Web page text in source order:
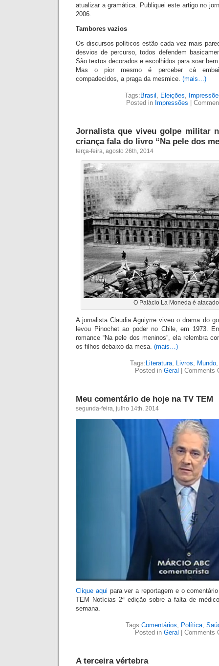
atualizar a gramática. Publiquei este artigo no
2006.
Tambores vazios
Os discursos políticos estão cada vez mais
desvios de percurso, todos defendem
São textos decorados e escolhidos para soar
Mas o pior mesmo é perceber cá
compadecidos, a praga da mesmice. (mais…)
Tags: Brasil , Eleições,
Posted in Impressões
Jornalista que viveu golpe militar
criança fala do livro “Na pele dos
terça-feira, agosto 26th, 2014
O Palácio La Moneda é
A jornalista Claudia Aguiyrre viveu o drama do
levou Pinochet ao poder no Chile, em 1973.
romance “Na pele dos meninos”, ela relembra
os filhos debaixo da mesa. (mais…)
Tags: Literatura, Livros, Mundo
Posted in Geral Comments
Meu comentário de hoje na TV TEM
segunda-feira, julho 14th, 2014
Clique aqui para ver a reportagem e o
TEM Notícias 2ª edição sobre a falta de
semana.
Tags:Comentários, Política,
Posted in Geral Comments
A terceira vértebra